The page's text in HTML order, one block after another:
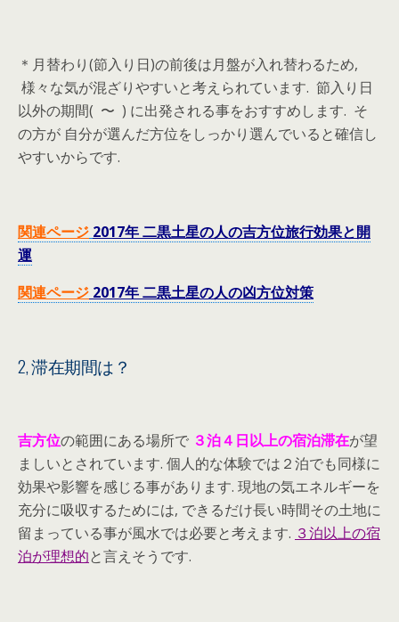
＊月替わり(節入り日)の前後は月盤が入れ替わるため,
様々な気が混ざりやすいと考えられています. 節入り日
以外の期間( 〜 ) に出発される事をおすすめします. そ
の方が 自分が選んだ方位をしっかり選んでいると確信し
やすいからです.
関連ページ 2017年 二黒土星の人の吉方位旅行効果と開
運
関連ページ 2017年 二黒土星の人の凶方位対策
2, 滞在期間は？
吉方位の範囲にある場所で ３泊４日以上の宿泊滞在が望
ましいとされています. 個人的な体験では２泊でも同様に
効果や影響を感じる事があります. 現地の気エネルギーを
充分に吸収するためには, できるだけ長い時間その土地に
留まっている事が風水では必要と考えます. ３泊以上の宿
泊が理想的と言えそうです.